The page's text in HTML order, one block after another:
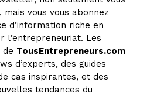
vous vous abonnez
d’information riche en
l’entrepreneuriat. Les
de TousEntrepreneurs.com
d’experts, des guides
cas inspirantes, et des
tendances du